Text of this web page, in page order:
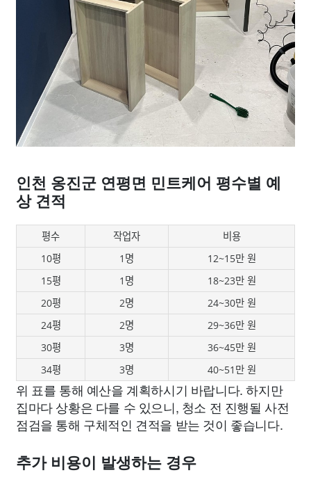
인천 옹진군 연평면 민트케어 평수별 예
상 견적
평수 작업자
비용
10평
1명
12~15만 원
15평
1명
18~23만 원
20평
2명
24~30만 원
24평
2명
29~36만 원
30평
3명
36~45만 원
34평
3명 40~51만 원
위 표를 통해 예산을 계획하시기 바랍니다. 하지만
집마다 상황은 다를 수 있으니, 청소 전 진행될 사전
점검을 통해 구체적인 견적을 받는 것이 좋습니다.
추가 비용이 발생하는 경우